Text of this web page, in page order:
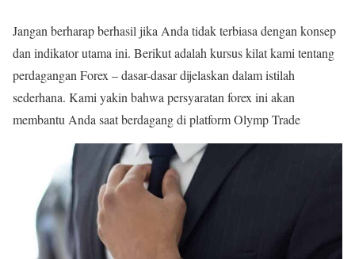
Jangan berharap berhasil jika Anda tidak terbiasa dengan konsep
dan indikator utama ini. Berikut adalah kursus kilat kami tentang
perdagangan Forex – dasar-dasar dijelaskan dalam istilah
sederhana. Kami yakin bahwa persyaratan forex ini akan
membantu Anda saat berdagang di platform Olymp Trade